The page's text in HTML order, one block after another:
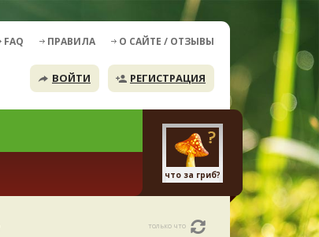
FAQ ПРАВИЛА О САЙТЕ / ОТЗЫВЫ
ВОЙТИ РЕГИСТРАЦИЯ
что за гриб?
только что